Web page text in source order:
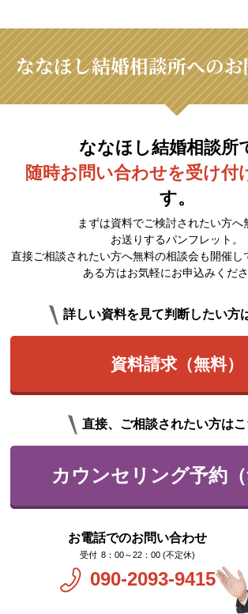
ななほし結婚相談所への
ななほし結婚相談所
随時お問い合わせを受け付
す。
まずは資料でご検討されたい方へ
お送りするパンフレット。
直接ご相談されたい方へ無料の相談会も開催し
ある方はお気軽にお申込みくださ
詳しい資料を見て判断したい方
資料請求（無料）
直接、ご相談されたい方はこ
カウンセリング予約（
お電話でのお問い合わせ
8：00～22：00 (不定休)
090-2093-9415